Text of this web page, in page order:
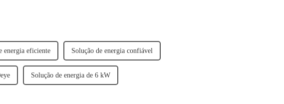
energia eficiente Solução de energia confiável
Solução de energia de 6 kW